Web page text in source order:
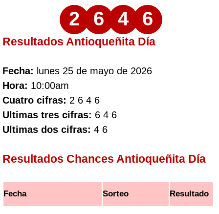
2 6 4 6
Resultados Antioqueñita Día
Fecha: lunes 25 de mayo de 2026
Hora: 10:00am
Cuatro cifras: 2 6 4 6
Ultimas tres cifras: 6 4 6
Ultimas dos cifras: 4 6
Resultados Chances Antioqueñita Día
Fecha Sorteo Resultado